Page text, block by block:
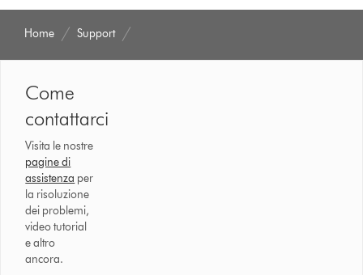
Home Support
Come
contattarci
Visita le nostre
pagine di
assistenza per
la risoluzione
dei problemi,
video tutorial
e altro
ancora.